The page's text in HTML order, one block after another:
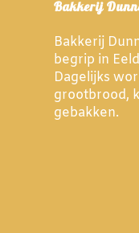
Bakkerij
Bakkerij
begrip in
Dagelijks
grootbrood,
gebakken.